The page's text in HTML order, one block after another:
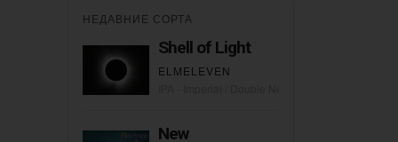
НЕДАВНИЕ СОРТА
Shell of Light
ELMELEVEN
New